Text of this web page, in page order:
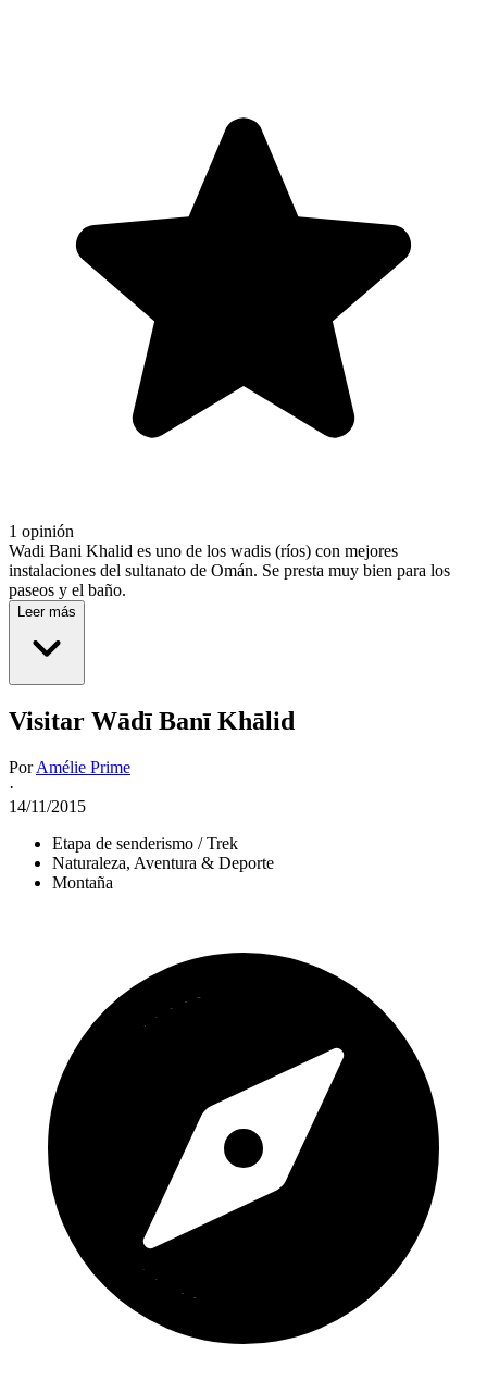
1 opinión
Wadi Bani Khalid es uno de los wadis (ríos) con mejores
instalaciones del sultanato de Omán. Se presta muy bien para los
paseos y el baño.
Leer más
Visitar Wādī Banī Khālid
PorAmélie Prime
·
14/11/2015
Etapa de senderismo / Trek
Naturaleza, Aventura & Deporte
Montaña